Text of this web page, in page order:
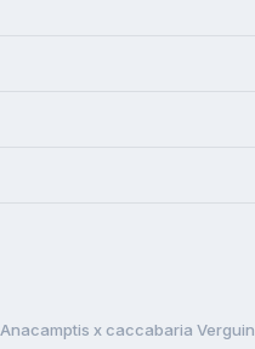
Anacamptis x caccabaria Verguin